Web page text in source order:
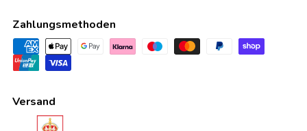
Zahlungsmethoden
Versand